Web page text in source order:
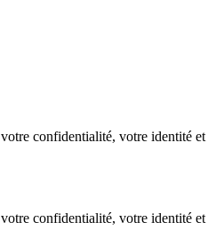
confidentialité, votre identité et
confidentialité, votre identité et